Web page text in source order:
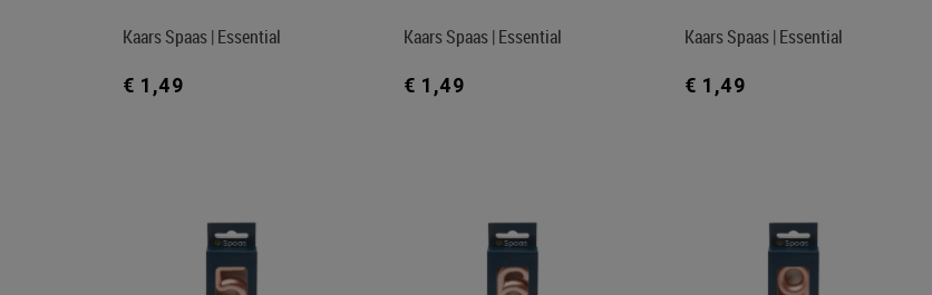
Kaars Spaas | Essential
€ 1,49
Kaars Spaas | Essential
€ 1,49
Kaars Spaas | Essential
€ 1,49